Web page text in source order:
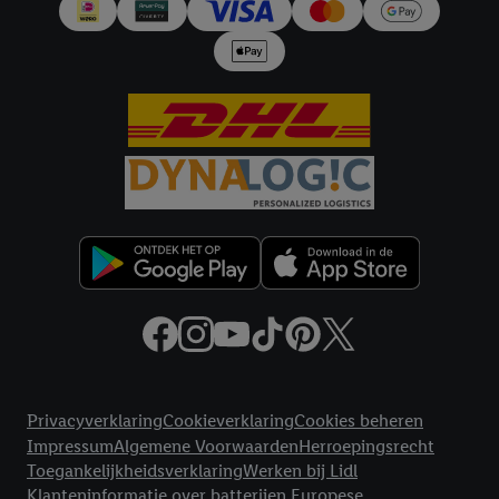
PrivacyverklaringCookieverklaringCookies beheren
ImpressumAlgemene VoorwaardenHerroepingsrecht
ToegankelijkheidsverklaringWerken bij Lidl
en Lidl-diensten, met behulp van jouw gehashte e-mailadres en
met eventuele andere identifiers of met identifiers waarover
Criteo S.A. beschikt, aan jou kunnen worden toegewezen.
vergelijkbare technieken en met welke verwerkingsdoeleinden
je instemt. Verder kan je er meer informatie vinden over de
gegevensverwerking.
Door te klikken op "Weigeren", kies je voor de optie dat er enkel
worden gebruikt.
Door op "Akkoord" te klikken, stem je in met alle verwerkingen
inclusief over de opslagperiode van de gegevens en je recht om
jouw toestemming op elk gewenst moment in te trekken, vind je
wij inzetten.